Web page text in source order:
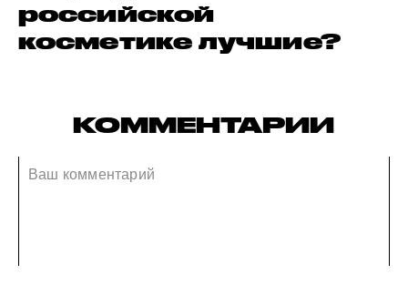
российской
косметике лучшие?
КОММЕНТАРИИ